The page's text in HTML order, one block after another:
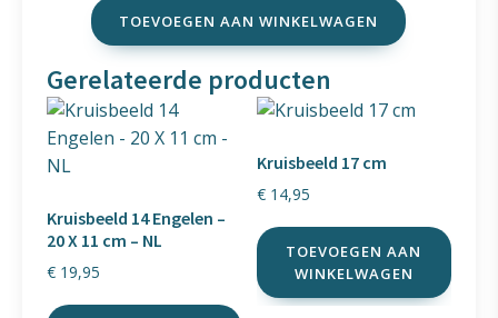
TOEVOEGEN AAN WINKELWAGEN
Gerelateerde producten
Kruisbeeld 14 Engelen –
20 X 11 cm – NL
€ 19,95
Kruisbeeld 17 cm
€ 14,95
TOEVOEGEN AAN
WINKELWAGEN